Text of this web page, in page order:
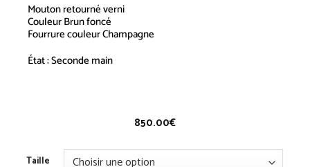
Mouton retourné verni
Couleur Brun foncé
Fourrure couleur Champagne
État : Seconde main
850.00€
Taille